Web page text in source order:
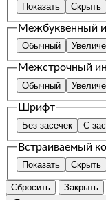
Показать Скрыть
Межбуквенный
Обычный
Межстрочный
Обычный
Шрифт
Без засечек С
Встраиваемый
Показать Скрыть
Сбросить
Закрыть